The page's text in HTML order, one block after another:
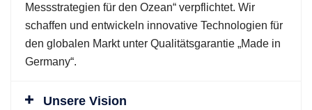
Messstrategien für den Ozean“ verpflichtet. Wir
schaffen und entwickeln innovative Technologien für
den globalen Markt unter Qualitätsgarantie „Made in
Germany“.
Unsere Vision